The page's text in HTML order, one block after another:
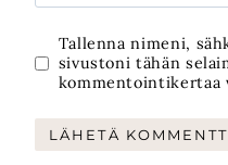
Tallenna nimeni,
sivustoni tähän
kommentointikertaa